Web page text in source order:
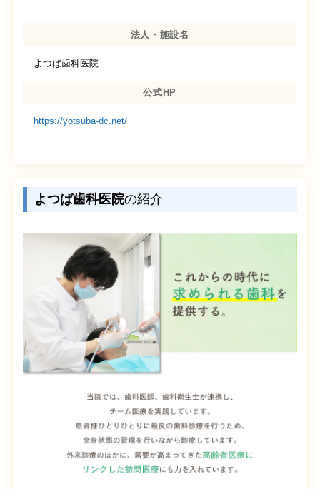
–
法人・施設名
よつば歯科医院
公式HP
https://yotsuba-dc.net/
よつば歯科医院の紹介